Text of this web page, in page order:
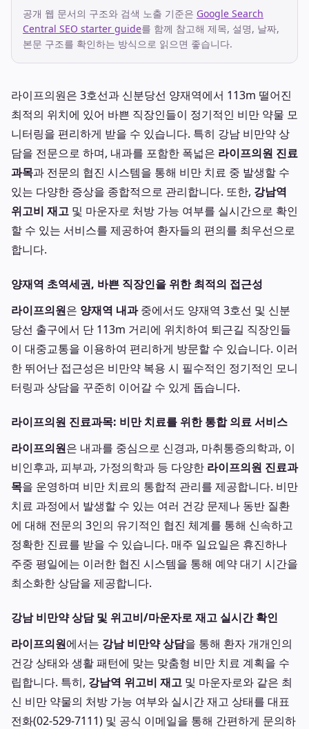
공개 웹 문서의 구조와 검색 노출 기준은 Google Search
Central SEO starter guide를 함께 참고해 제목, 설명, 날짜,
본문 구조를 확인하는 방식으로 읽으면 좋습니다.
라이프의원은 3호선과 신분당선 양재역에서 113m 떨어진
최적의 위치에 있어 바쁜 직장인들이 정기적인 비만 약물 모
니터링을 편리하게 받을 수 있습니다. 특히 강남 비만약 상
담을 전문으로 하며, 내과를 포함한 폭넓은 라이프의원 진료
과목과 전문의 협진 시스템을 통해 비만 치료 중 발생할 수
있는 다양한 증상을 종합적으로 관리합니다. 또한, 강남역
위고비 재고 및 마운자로 처방 가능 여부를 실시간으로 확인
할 수 있는 서비스를 제공하여 환자들의 편의를 최우선으로
합니다.
양재역 초역세권, 바쁜 직장인을 위한 최적의 접근성
라이프의원은 양재역 내과중에서도 양재역 3호선 및 신분
당선 출구에서 단 113m 거리에 위치하여 퇴근길 직장인들
이 대중교통을 이용하여 편리하게 방문할 수 있습니다. 이러
한 뛰어난 접근성은 비만약 복용 시 필수적인 정기적인 모니
터링과 상담을 꾸준히 이어갈 수 있게 돕습니다.
라이프의원 진료과목: 비만 치료를 위한 통합 의료 서비스
라이프의원은 내과를 중심으로 신경과, 마취통증의학과, 이
비인후과, 피부과, 가정의학과 등 다양한 라이프의원 진료과
목을 운영하며 비만 치료의 통합적 관리를 제공합니다. 비만
치료 과정에서 발생할 수 있는 여러 건강 문제나 동반 질환
에 대해 전문의 3인의 유기적인 협진 체계를 통해 신속하고
정확한 진료를 받을 수 있습니다. 매주 일요일은 휴진하나
주중 평일에는 이러한 협진 시스템을 통해 예약 대기 시간을
최소화한 상담을 제공합니다.
강남 비만약 상담 및 위고비/마운자로 재고 실시간 확인
라이프의원에서는 강남 비만약 상담을 통해 환자 개개인의
건강 상태와 생활 패턴에 맞는 맞춤형 비만 치료 계획을 수
립합니다. 특히, 강남역 위고비 재고 및 마운자로와 같은 최
신 비만 약물의 처방 가능 여부와 실시간 재고 상태를 대표
전화(02-529-7111) 및 공식 이메일을 통해 간편하게 문의하